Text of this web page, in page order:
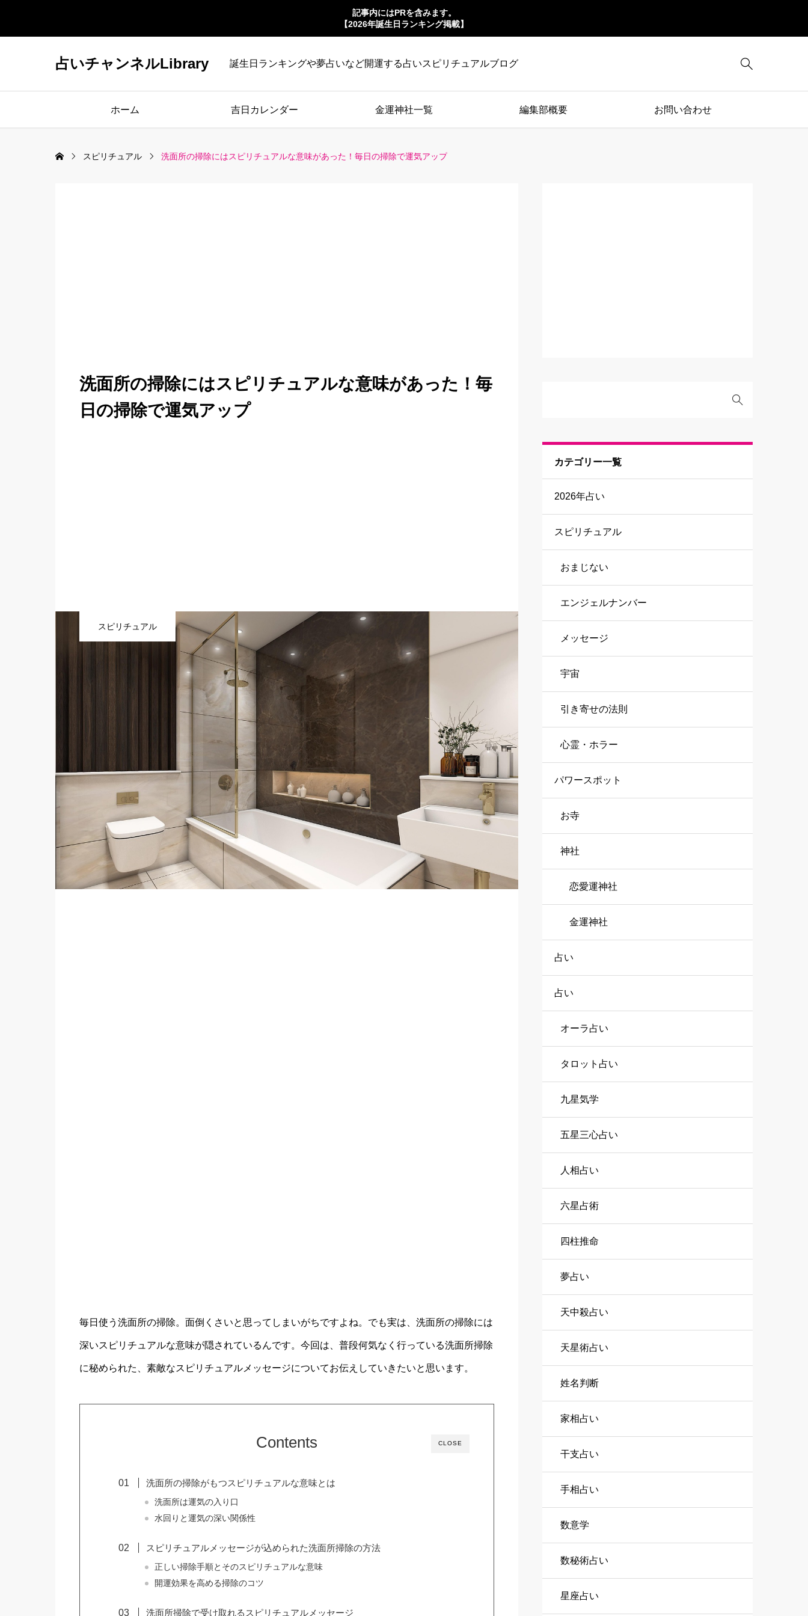
記事内にはPRを含みます。
【2026年誕生日ランキング掲載】
占いチャンネルLibrary 誕生日ランキングや夢占いなど開運する占いスピリチュアルブログ 
ホーム 吉日カレンダー 金運神社一覧 編集部概要 お問い合わせ
スピリチュアル 洗面所の掃除にはスピリチュアルな意味があった！毎日の掃除で運気アップ
洗面所の掃除にはスピリチュアルな意味があった！毎
日の掃除で運気アップ
スピリチュアル
毎日使う洗面所の掃除。面倒くさいと思ってしまいがちですよね。でも実は、洗面所の掃除には
深いスピリチュアルな意味が隠されているんです。今回は、普段何気なく行っている洗面所掃除
に秘められた、素敵なスピリチュアルメッセージについてお伝えしていきたいと思います。
CLOSE
Contents
洗面所の掃除がもつスピリチュアルな意味とは
洗面所は運気の入り口
水回りと運気の深い関係性
スピリチュアルメッセージが込められた洗面所掃除の方法
正しい掃除手順とそのスピリチュアルな意味
開運効果を高める掃除のコツ
洗面所掃除で受け取れるスピリチュアルメッセージ
カテゴリー一覧
2026年占い
スピリチュアル
おまじない
エンジェルナンバー
メッセージ
宇宙
引き寄せの法則
心霊・ホラー
パワースポット
お寺
神社
恋愛運神社
金運神社
占い
占い
オーラ占い
タロット占い
九星気学
五星三心占い
人相占い
六星占術
四柱推命
夢占い
天中殺占い
天星術占い
姓名判断
家相占い
干支占い
手相占い
数意学
数秘術占い
星座占い